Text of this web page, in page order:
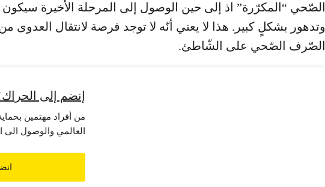
الصّحي “المكرّرة” اذ إلى حين الوصول إلى المرحلة الأخيرة
وتدهور بشكلٍ كبير. هذا لا يعني أنّه لا توجد فرصة لانتقال العدوى
الصّرف الصّحي على الشّاطئ.
إنضم إلى
من أفراد مهتمين
العالمي والوصول الى
التغيير في السلوك